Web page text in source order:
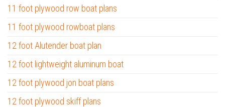
11 foot plywood row boat plans
11 foot plywood rowboat plans
12 foot Alutender boat plan
12 foot lightweight aluminum boat
12 foot plywood jon boat plans
12 foot plywood skiff plans